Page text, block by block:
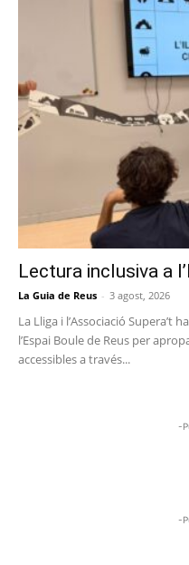
Lectura inclusiva a
La Guia de Reus - 3 agost, 2026
La Lliga i l’Associació
l’Espai Boule de Reus per
accessibles a través...
-
-